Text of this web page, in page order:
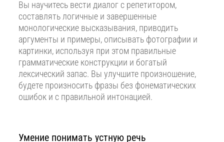
Вы научитесь вести диалог с репетитором,
составлять логичные и завершенные
монологические высказывания, приводить
аргументы и примеры, описывать фотографии и
картинки, используя при этом правильные
грамматические конструкции и богатый
лексический запас. Вы улучшите произношение,
будете произносить фразы без фонематических
ошибок и с правильной интонацией.
Умение понимать устную речь